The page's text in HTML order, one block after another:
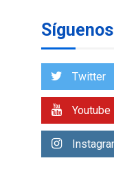
1
Síguenos
Twitter
Youtube